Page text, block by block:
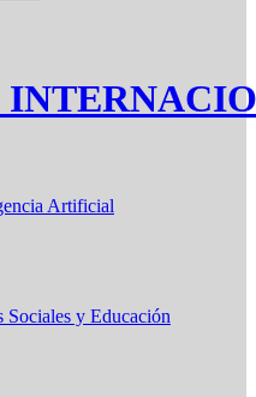
Artificial